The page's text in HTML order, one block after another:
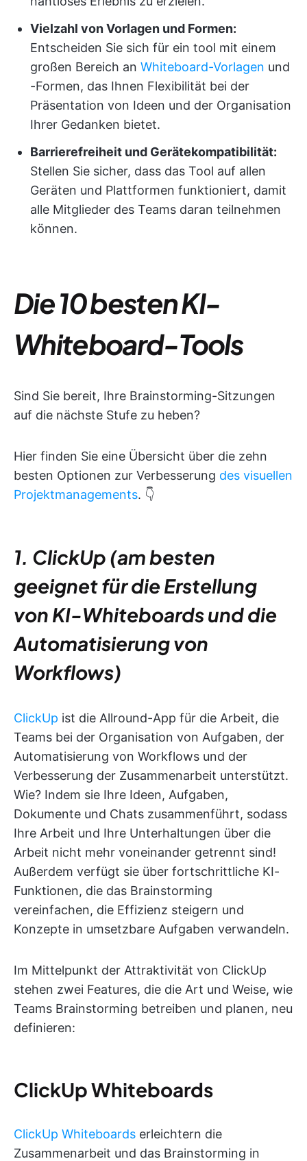
Vielzahl von Vorlagen und Formen:
Entscheiden Sie sich für ein tool mit einem
großen Bereich an Whiteboard-Vorlagen und
-Formen, das Ihnen Flexibilität bei der
Präsentation von Ideen und der Organisation
Ihrer Gedanken bietet.
Barrierefreiheit und Gerätekompatibilität:
Stellen Sie sicher, dass das Tool auf allen
Geräten und Plattformen funktioniert, damit
alle Mitglieder des Teams daran teilnehmen
können.
Die 10 besten KI-
Whiteboard-Tools
Sind Sie bereit, Ihre Brainstorming-Sitzungen
auf die nächste Stufe zu heben?
Hier finden Sie eine Übersicht über die zehn
besten Optionen zur Verbesserung des visuellen
Projektmanagements. 👇
1. ClickUp (am besten
geeignet für die Erstellung
von KI-Whiteboards und die
Automatisierung von
Workflows)
ClickUp ist die Allround-App für die Arbeit, die
Teams bei der Organisation von Aufgaben, der
Automatisierung von Workflows und der
Verbesserung der Zusammenarbeit unterstützt.
Wie? Indem sie Ihre Ideen, Aufgaben,
Dokumente und Chats zusammenführt, sodass
Ihre Arbeit und Ihre Unterhaltungen über die
Arbeit nicht mehr voneinander getrennt sind!
Außerdem verfügt sie über fortschrittliche KI-
Funktionen, die das Brainstorming
vereinfachen, die Effizienz steigern und
Konzepte in umsetzbare Aufgaben verwandeln.
Im Mittelpunkt der Attraktivität von ClickUp
stehen zwei Features, die die Art und Weise, wie
Teams Brainstorming betreiben und planen, neu
definieren:
ClickUp Whiteboards
ClickUp Whiteboards erleichtern die
Zusammenarbeit und das Brainstorming in